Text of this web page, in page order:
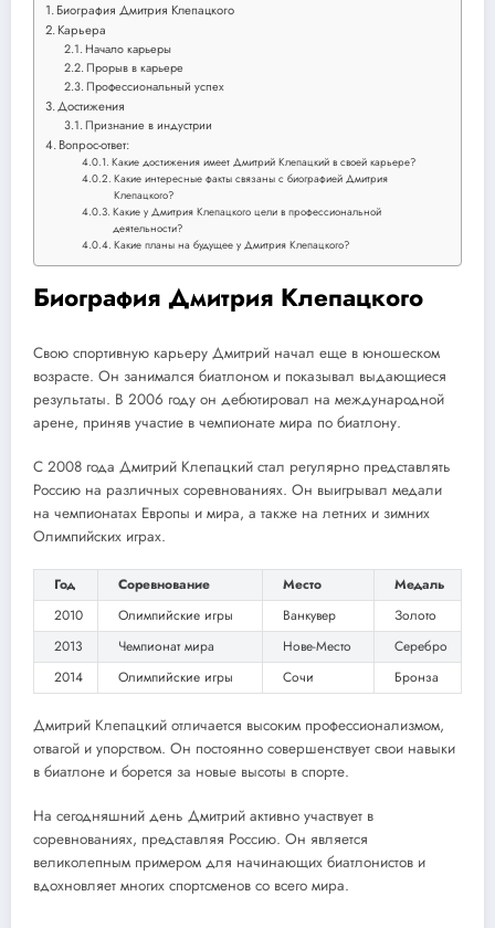
Биография Дмитрия Клепацкого
Карьера
Начало карьеры
Прорыв в карьере
Профессиональный успех
Достижения
Признание в индустрии
Вопрос-ответ:
Какие достижения имеет Дмитрий Клепацкий в своей карьере?
Какие интересные факты связаны с биографией Дмитрия
Клепацкого?
Какие у Дмитрия Клепацкого цели в профессиональной
деятельности?
Какие планы на будущее у Дмитрия Клепацкого?
Биография Дмитрия Клепацкого
Свою спортивную карьеру Дмитрий начал еще в юношеском
возрасте. Он занимался биатлоном и показывал выдающиеся
результаты. В 2006 году он дебютировал на международной
арене, приняв участие в чемпионате мира по биатлону.
С 2008 года Дмитрий Клепацкий стал регулярно представлять
Россию на различных соревнованиях. Он выигрывал медали
на чемпионатах Европы и мира, а также на летних и зимних
Олимпийских играх.
Год Соревнование Место
Медаль
2010
Олимпийские игры Ванкувер
Золото
2013
Чемпионат мира Нове-Место
Серебро
2014
Олимпийские игры Сочи Бронза
Дмитрий Клепацкий отличается высоким профессионализмом,
отвагой и упорством. Он постоянно совершенствует свои навыки
в биатлоне и борется за новые высоты в спорте.
На сегодняшний день Дмитрий активно участвует в
соревнованиях, представляя Россию. Он является
великолепным примером для начинающих биатлонистов и
вдохновляет многих спортсменов со всего мира.